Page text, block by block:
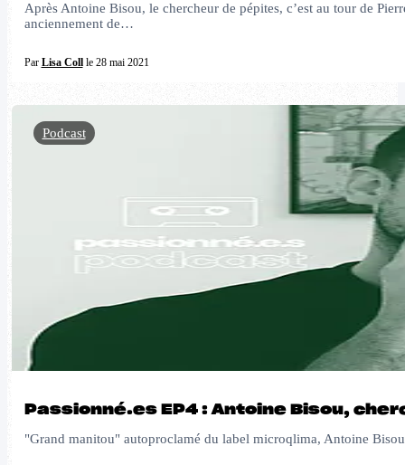
Après Antoine Bisou, le chercheur de pépites, c’est au tour de
anciennement de…
Par Lisa Collle 28 mai 2021
Passionné.es EP4 : Antoine Bisou,
"Grand manitou" autoproclamé du label microqlima, Antoine
Podcast